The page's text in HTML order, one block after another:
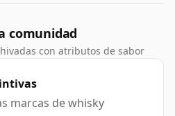
comunidad
con atributos de sabor
marcas de whisky